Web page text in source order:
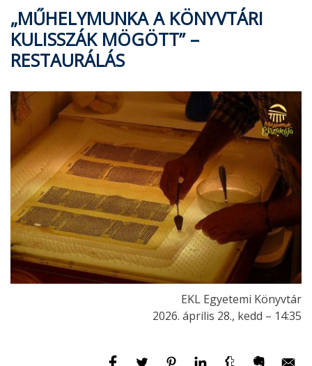
„MŰHELYMUNKA A KÖNYVTÁRI
KULISSZÁK MÖGÖTT” –
RESTAURÁLÁS
EKL Egyetemi Könyvtár
2026. április 28., kedd – 14:35